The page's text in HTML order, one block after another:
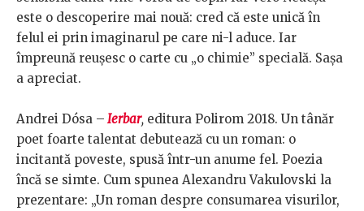
este o descoperire mai nouă: cred că este unică în
felul ei prin imaginarul pe care ni-l aduce. Iar
împreună reuşesc o carte cu „o chimie” specială. Saşa
a apreciat.
Andrei Dósa – Ierbar, editura Polirom 2018. Un tânăr
poet foarte talentat debutează cu un roman: o
incitantă poveste, spusă într-un anume fel. Poezia
încă se simte. Cum spunea Alexandru Vakulovski la
prezentare: „Un roman despre consumarea visurilor,